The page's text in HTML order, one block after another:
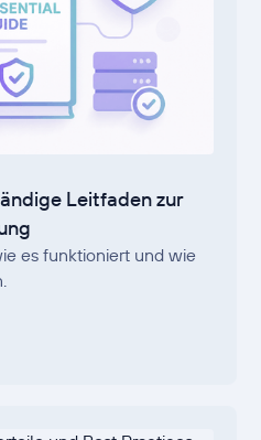
Leitfaden zur
es funktioniert und wie